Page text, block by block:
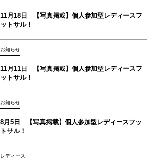
11月18日 【写真掲載】個人参加型レディースフ
ットサル！
お知らせ
11月11日 【写真掲載】個人参加型レディースフ
ットサル！
お知らせ
8月5日 【写真掲載】個人参加型レディースフッ
トサル！
レディース